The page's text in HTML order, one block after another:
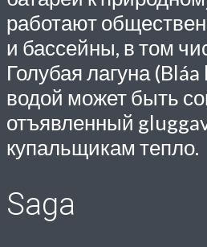
работают
и бассейны, в том
Голубая лагуна
водой может быть
отъявленный
купальщикам тепло.
Saga